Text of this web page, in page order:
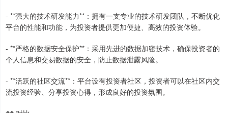
- **强大的技术研发能力**：拥有一支专业的技术研发团队，不断优化
平台的性能和功能，为投资者提供更加便捷、高效的投资体验。
- **严格的数据安全保护**：采用先进的数据加密技术，确保投资者的
个人信息和交易数据的安全，防止数据泄露风险。
- **活跃的社区交流**：平台设有投资者社区，投资者可以在社区内交
流投资经验、分享投资心得，形成良好的投资氛围。